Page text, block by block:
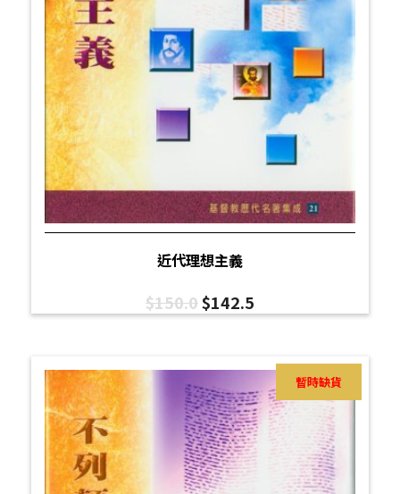
近代理想主義
$150.0$142.5
暫時缺貨